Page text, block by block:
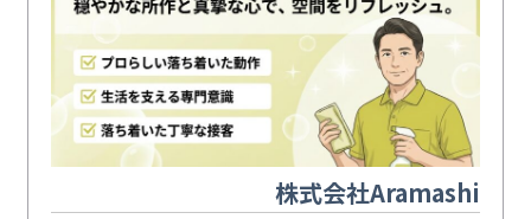
株式会社Aramashi